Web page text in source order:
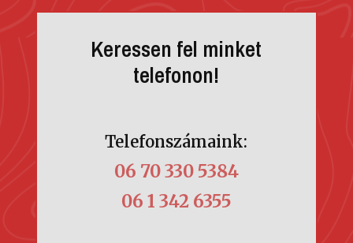
Keressen fel minket
telefonon!
Telefonszámaink:
06 70 330 5384
06 1 342 6355